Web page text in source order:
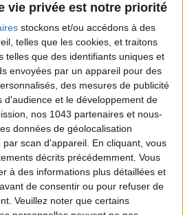
vie privée est notre priorité
stockons et/ou accédons à des
telles que les cookies, et traitons
telles que des identifiants uniques et
envoyées par un appareil pour des
des mesures de publicité
d'audience et le développement de
nos 1043 partenaires et nous-
données de géolocalisation
par scan d'appareil. En cliquant, vous
décrits précédemment. Vous
à des informations plus détaillées et
de consentir ou pour refuser de
Veuillez noter que certains
STARS DE L’ÉTÉ